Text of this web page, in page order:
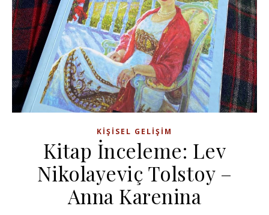
KIŞISEL GELIŞIM
Kitap İnceleme: Lev
Nikolayeviç Tolstoy –
Anna Karenina